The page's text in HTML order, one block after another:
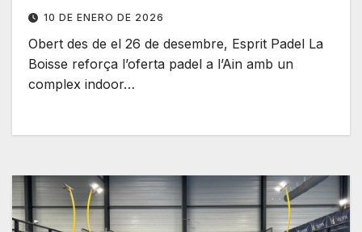
10 DE ENERO DE 2026
Obert des de el 26 de desembre, Esprit Padel La
Boisse reforça l’oferta padel a l’Ain amb un
complex indoor…